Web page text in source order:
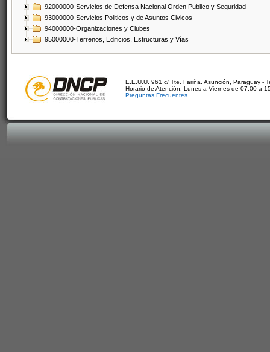
92000000-Servicios de Defensa Nacional Orden Publico y Seguridad
93000000-Servicios Politicos y de Asuntos Civicos
94000000-Organizaciones y Clubes
95000000-Terrenos, Edificios, Estructuras y Vías
E.E.U.U. 961 c/ Tte. Fariña. Asunción, Paraguay -
Horario de Atención: Lunes a Viernes de 07:00 a
Preguntas Frecuentes